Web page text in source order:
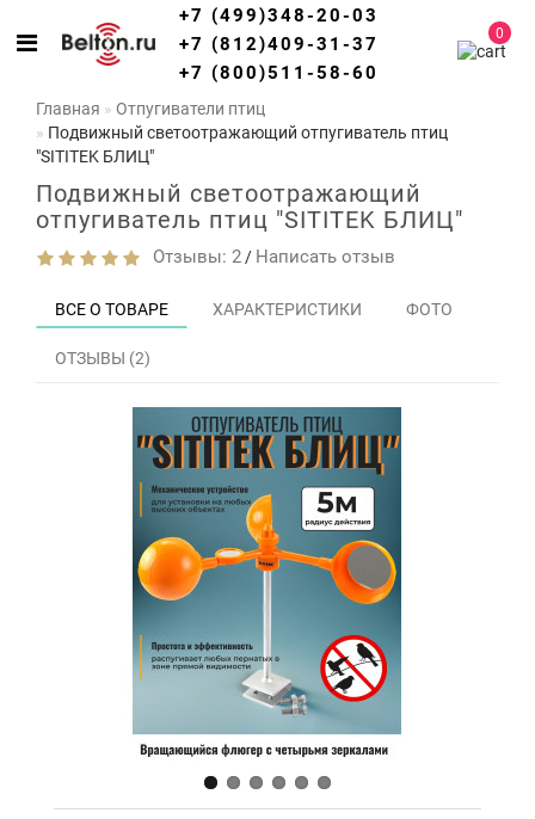
+7 (499)348-20-03
+7 (812)409-31-37
+7 (800)511-58-60
0
Главная
Отпугиватели птиц
Подвижный светоотражающий отпугиватель птиц
"SITITEK БЛИЦ"
Подвижный светоотражающий
отпугиватель птиц "SITITEK БЛИЦ"
Отзывы: 2 / Написать отзыв
ВСЕ О ТОВАРЕ ХАРАКТЕРИСТИКИ ФОТО
ОТЗЫВЫ (2)